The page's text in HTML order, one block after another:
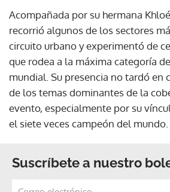
Acompañada por su hermana
recorrió algunos de los sectores
circuito urbano y experimentó de
que rodea a la máxima categoría
mundial. Su presencia no tardó en
de los temas dominantes de la
evento, especialmente por su
el siete veces campeón del mundo.
Suscríbete a nuestro